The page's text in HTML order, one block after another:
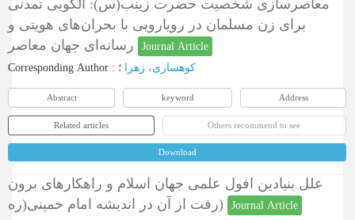
معاصر‌سازی شخصیت حضرت زینب(س): الگویی تمدنی
برای زن مسلمان در رویارویی با بحران‌های هویتی و
Journal Article
Corresponding Author : کوهساری، زهرا ؛
Abstract keyword Address
Related articles Others recommend to see
Download
علل بنیادین افول علمی جهان اسلام و راهکارهای برون
رفت از آن در اندیشه امام خمینی(ره)
Journal Article